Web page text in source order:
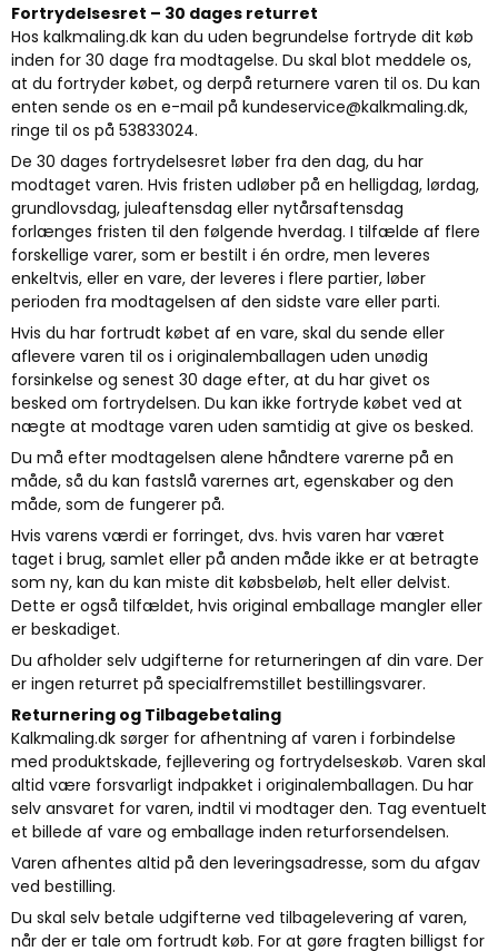
Fortrydelsesret – 30 dages returret
Hos kalkmaling.dk kan du uden begrundelse fortryde dit køb
inden for 30 dage fra modtagelse. Du skal blot meddele os,
at du fortryder købet, og derpå returnere varen til os. Du kan
enten sende os en e-mail på kundeservice@kalkmaling.dk,
ringe til os på 53833024.
De 30 dages fortrydelsesret løber fra den dag, du har
modtaget varen. Hvis fristen udløber på en helligdag, lørdag,
grundlovsdag, juleaftensdag eller nytårsaftensdag
forlænges fristen til den følgende hverdag. I tilfælde af flere
forskellige varer, som er bestilt i én ordre, men leveres
enkeltvis, eller en vare, der leveres i flere partier, løber
perioden fra modtagelsen af den sidste vare eller parti.
Hvis du har fortrudt købet af en vare, skal du sende eller
aflevere varen til os i originalemballagen uden unødig
forsinkelse og senest 30 dage efter, at du har givet os
besked om fortrydelsen. Du kan ikke fortryde købet ved at
nægte at modtage varen uden samtidig at give os besked.
Du må efter modtagelsen alene håndtere varerne på en
måde, så du kan fastslå varernes art, egenskaber og den
måde, som de fungerer på.
Hvis varens værdi er forringet, dvs. hvis varen har været
taget i brug, samlet eller på anden måde ikke er at betragte
som ny, kan du kan miste dit købsbeløb, helt eller delvist.
Dette er også tilfældet, hvis original emballage mangler eller
er beskadiget.
Du afholder selv udgifterne for returneringen af din vare. Der
er ingen returret på specialfremstillet bestillingsvarer.
Returnering og Tilbagebetaling
Kalkmaling.dk sørger for afhentning af varen i forbindelse
med produktskade, fejllevering og fortrydelseskøb. Varen skal
altid være forsvarligt indpakket i originalemballagen. Du har
selv ansvaret for varen, indtil vi modtager den. Tag eventuelt
et billede af vare og emballage inden returforsendelsen.
Varen afhentes altid på den leveringsadresse, som du afgav
ved bestilling.
Du skal selv betale udgifterne ved tilbagelevering af varen,
når der er tale om fortrudt køb. For at gøre fragten billigst for